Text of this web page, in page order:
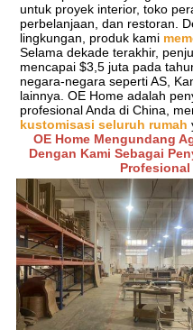
untuk proyek interior, toko
perbelanjaan, dan restoran.
lingkungan, produk kami
Selama dekade terakhir,
mencapai $3,5 juta pada
negara-negara seperti AS,
lainnya. OE Home adalah
kustomisasi seluruh rumah
OE Home Mengundang
Dengan Kami Sebagai
Profesional